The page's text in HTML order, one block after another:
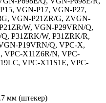
VGN-P17, VGN-P27,
VGN-P21ZR/G, ZVGN-
W, VGN-P29VRN/Q,
P31ZRK/W, P31ZRK/R,
P19VRN/Q, VPC-X,
VPC-X11Z6R/N, VPC-
VPC-X11S1E, VPC-
мм (штекер)